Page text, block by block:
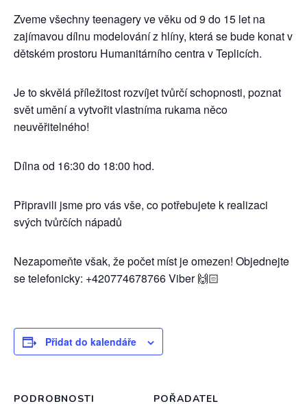
Zveme všechny teenagery ve věku od 9 do 15 let na
zajímavou dílnu modelování z hlíny, která se bude konat v
dětském prostoru Humanitárního centra v Teplicích.
Je to skvělá příležitost rozvíjet tvůrčí schopnosti, poznat
svět umění a vytvořit vlastníma rukama něco
neuvěřitelného!
Dílna od 16:30 do 18:00 hod.
Připravili jsme pro vás vše, co potřebujete k realizaci
svých tvůrčích nápadů
Nezapomeňte však, že počet míst je omezen! Objednejte
se telefonicky: +420774678766 Viber 🙌🏻
Přidat do kalendáře
PODROBNOSTI POŘADATEL